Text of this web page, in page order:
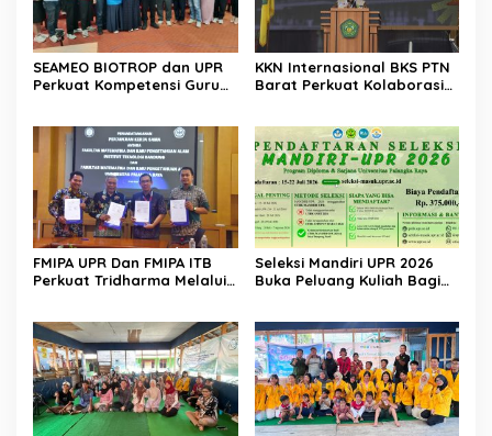
SEAMEO BIOTROP dan UPR
Perkuat Kompetensi Guru
KKN Internasional BKS PTN
Barat Perkuat Kolaborasi
FMIPA UPR Dan FMIPA ITB
Perkuat Tridharma Melalui
Seleksi Mandiri UPR 2026
Buka Peluang Kuliah Bagi